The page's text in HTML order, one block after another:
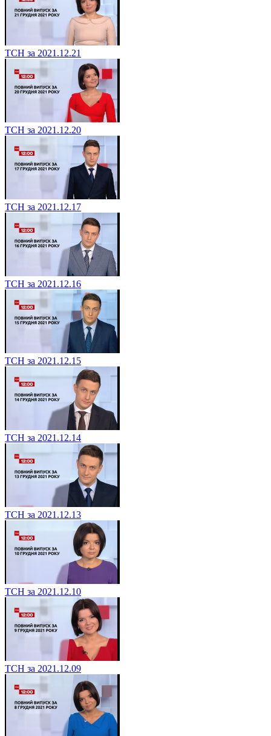
ТСН за 2021.12.21
ТСН за 2021.12.20
ТСН за 2021.12.17
ТСН за 2021.12.16
ТСН за 2021.12.15
ТСН за 2021.12.14
ТСН за 2021.12.13
ТСН за 2021.12.10
ТСН за 2021.12.09